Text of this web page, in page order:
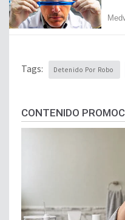
Tags: Detenido Por Robo
CONTENIDO